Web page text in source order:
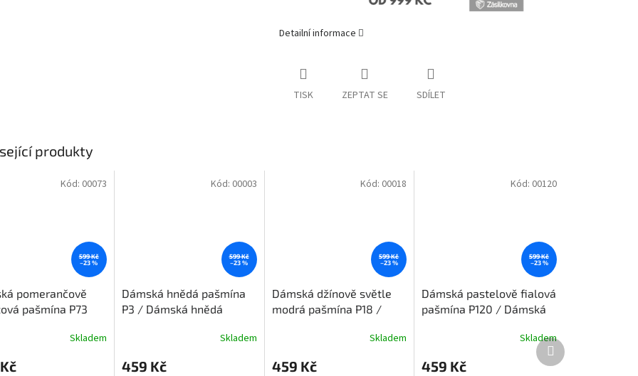
Detailní informace
TISK ZEPTAT SE SDÍLET
produkty
599 Kč
–23 %
pomerančově
pašmína P73
Skladem
Kód: 00073
599 Kč
–23 %
Dámská hnědá pašmína
P3 / Dámská hnědá
Skladem
459 Kč
Kód: 00003
599 Kč
–23 %
Dámská džínově světle
modrá pašmína P18 /
Skladem
459 Kč
Kód: 00018
599 Kč
–23 %
Dámská pastelově fialová
pašmína P120 / Dámská
Skladem
459 Kč
Kód: 00120
Další
produkt